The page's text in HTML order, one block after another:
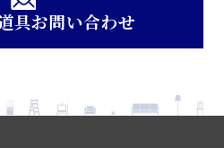
具お問い合わせ